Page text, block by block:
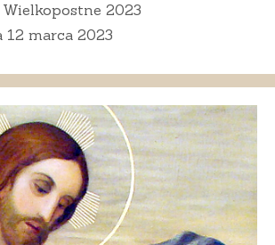
Wielkopostne 2023
12 marca 2023